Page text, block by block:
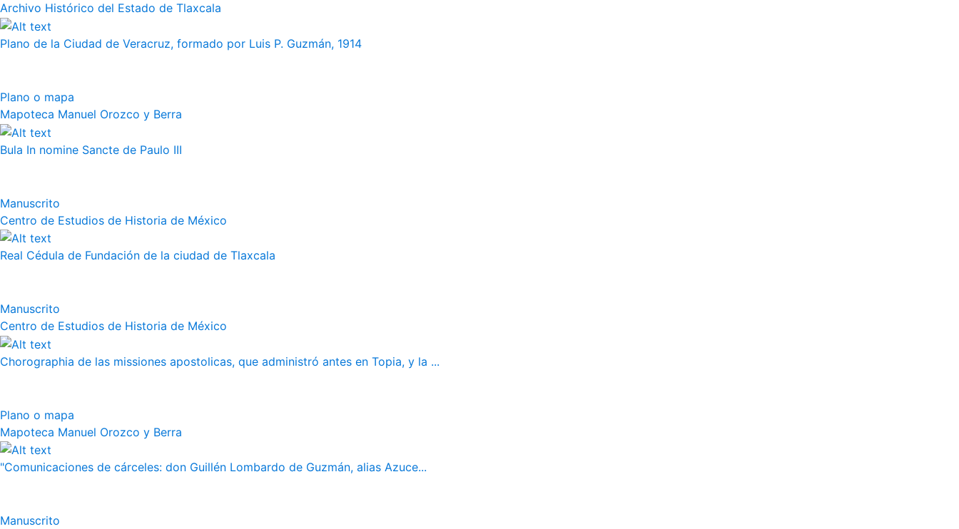
Archivo Histórico del Estado de Tlaxcala
Plano de la Ciudad de Veracruz, formado por Luis P. Guzmán, 1914
Plano o mapa
Mapoteca Manuel Orozco y Berra
Bula In nomine Sancte de Paulo III
Manuscrito
Centro de Estudios de Historia de México
Real Cédula de Fundación de la ciudad de Tlaxcala
Manuscrito
Centro de Estudios de Historia de México
Chorographia de las missiones apostolicas, que administró antes en Topia, y la ...
Plano o mapa
Mapoteca Manuel Orozco y Berra
"Comunicaciones de cárceles: don Guillén Lombardo de Guzmán, alias Azuce...
Manuscrito